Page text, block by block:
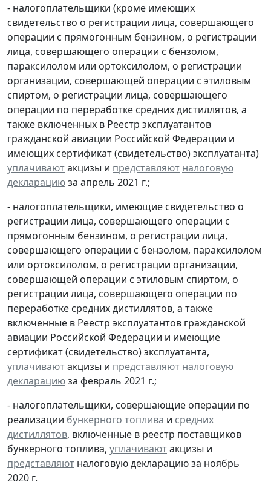
- налогоплательщики (кроме имеющих
свидетельство о регистрации лица, совершающего
операции с прямогонным бензином, о регистрации
лица, совершающего операции с бензолом,
параксилолом или ортоксилолом, о регистрации
организации, совершающей операции с этиловым
спиртом, о регистрации лица, совершающего
операции по переработке средних дистиллятов, а
также включенных в Реестр эксплуатантов
гражданской авиации Российской Федерации и
имеющих сертификат (свидетельство) эксплуатанта)
уплачиваютакцизы и представляют налоговую
декларациюза апрель 2021 г.;
- налогоплательщики, имеющие свидетельство о
регистрации лица, совершающего операции с
прямогонным бензином, о регистрации лица,
совершающего операции с бензолом, параксилолом
или ортоксилолом, о регистрации организации,
совершающей операции с этиловым спиртом, о
регистрации лица, совершающего операции по
переработке средних дистиллятов, а также
включенные в Реестр эксплуатантов гражданской
авиации Российской Федерации и имеющие
сертификат (свидетельство) эксплуатанта,
уплачиваютакцизы и представляют налоговую
декларациюза февраль 2021 г.;
- налогоплательщики, совершающие операции по
реализации бункерного топлива и средних
дистиллятов, включенные в реестр поставщиков
бункерного топлива, уплачиваютакцизы и
представляют налоговую декларацию за ноябрь
2020 г.